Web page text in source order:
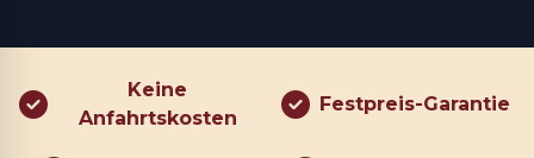
Keine
Anfahrtskosten
Festpreis-Garantie